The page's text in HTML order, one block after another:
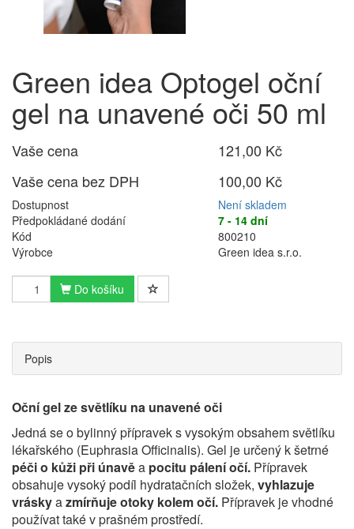
Green idea Optogel oční
gel na unavené oči 50 ml
Vaše cena
121,00 Kč
Vaše cena bez DPH
100,00 Kč
Dostupnost
Není skladem
Předpokládané dodání
7 - 14 dní
Kód
800210
Výrobce
Green idea s.r.o.
Do košíku
Popis
Oční gel ze světlíku na unavené oči
Jedná se o bylinný přípravek s vysokým obsahem světlíku
lékařského (Euphrasia Officinalis). Gel je určený k šetrné
péči o kůži při únavěa pocitu pálení očí. Přípravek
obsahuje vysoký podíl hydratačních složek, vyhlazuje
vráskyazmírňuje otoky kolem očí. Přípravek je vhodné
používat také v prašném prostředí.